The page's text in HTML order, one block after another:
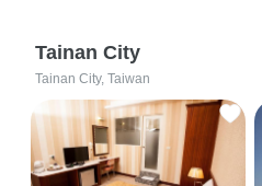
Tainan City
Tainan City, Taiwan